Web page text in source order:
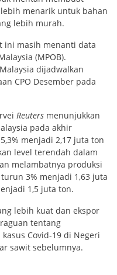
menarik untuk bahan
lebih murah.
ini masih menanti data
(MPOB).
dijadwalkan
CPO Desember pada
Reuters menunjukkan
pada akhir
menjadi 2,17 juta ton
level terendah dalam
melambatnya produksi
3% menjadi 1,63 juta
1,5 juta ton.
lebih kuat dan ekspor
tentang
Covid-19 di Negeri
sawit sebelumnya.